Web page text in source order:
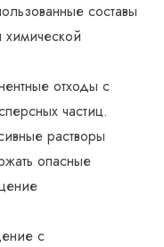
составы
отходы с
частиц.
растворы
опасные
с